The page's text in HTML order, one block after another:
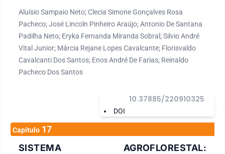
Aluísio Sampaio Neto; Clecia Simone Gonçalves Rosa
Pacheco; José Lincoln Pinheiro Araújo; Antonio De Santana
Padilha Neto; Eryka Fernanda Miranda Sobral; Silvio André
Vital Junior; Márcia Rejane Lopes Cavalcante; Florisvaldo
Cavalcanti Dos Santos; Enos André De Farias; Reinaldo
Pacheco Dos Santos
DOI
10.37885/220910325
Capítulo 17
SISTEMA AGROFLORESTAL: